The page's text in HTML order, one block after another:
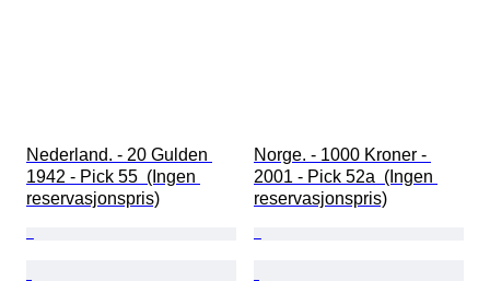
Nederland. - 20 Gulden
1942 - Pick 55  (Ingen
reservasjonspris)
Norge. - 1000 Kroner -
2001 - Pick 52a  (Ingen
reservasjonspris)